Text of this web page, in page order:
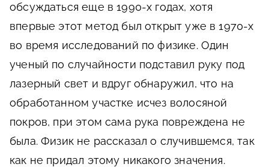
обсуждаться еще в 1990-х годах, хотя
впервые этот метод был открыт уже в 1970-х
во время исследований по физике. Один
ученый по случайности подставил руку под
лазерный свет и вдруг обнаружил, что на
обработанном участке исчез волосяной
покров, при этом сама рука повреждена не
была. Физик не рассказал о случившемся, так
как не придал этому никакого значения.